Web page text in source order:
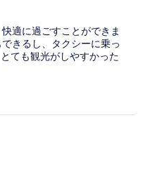
適に過ごすことができま
きるし、タクシーに乗っ
ても観光がしやすかった